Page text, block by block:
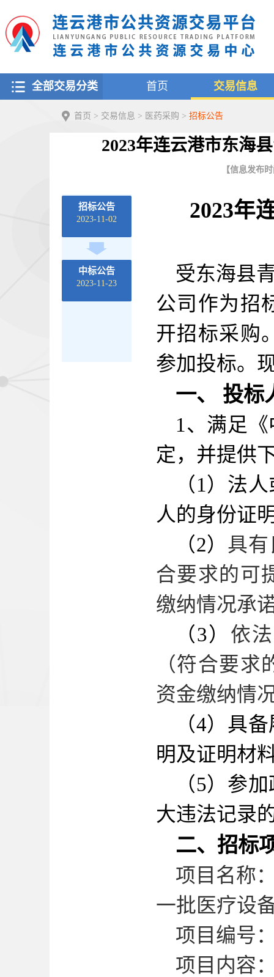
全部交易分类 首页 交易信息
首页 > 交易信息 > 医药采购 > 招标公告
2023年连云港市东海
【信息发布
招标公告
2023-11-02
中标公告
2023-11-23
2023年
受东海县
公司作为招
开招标采购
参加投标。
一、 投标
1 、满足
定，并提供
（ 1 ）法
人的身份证
（2） 具
合要求的可
缴纳情况承
（3） 依
（符合要
资金缴纳情
（4）具
明及证明材
（5）参
大违法记录
二、招标
项目名称
一批医疗设
项目编号
项目内容